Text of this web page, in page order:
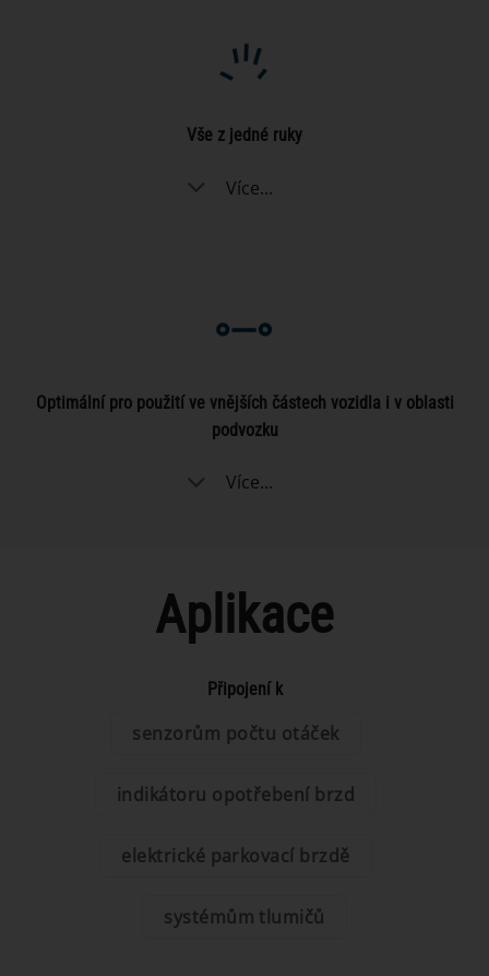
Vše z jedné ruky
Více...
Optimální pro použití ve vnějších částech vozidla i v oblasti
podvozku
Více...
Aplikace
Připojení k
senzorům počtu otáček
indikátoru opotřebení brzd
elektrické parkovací brzdě
systémům tlumičů